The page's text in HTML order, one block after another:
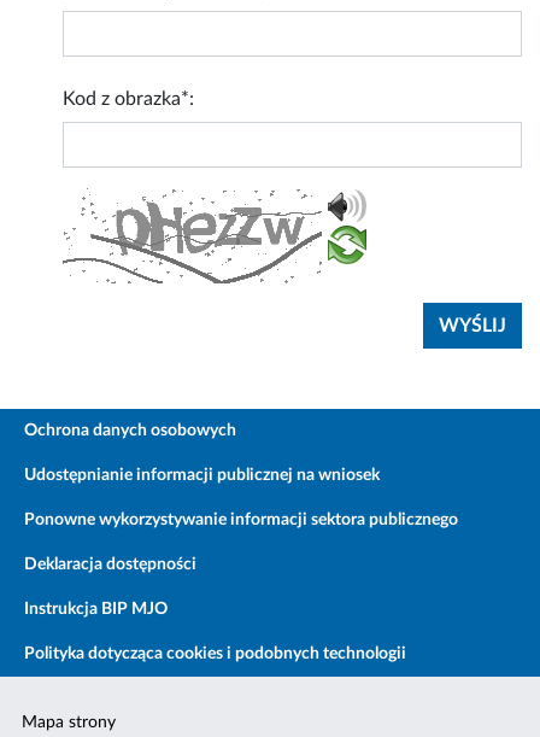
Kod z obrazka*:
Ochrona danych osobowych
Udostępnianie informacji publicznej na wniosek
Ponowne wykorzystywanie informacji sektora publicznego
Deklaracja dostępności
Instrukcja BIP MJO
Polityka dotycząca cookies i podobnych technologii
Mapa strony